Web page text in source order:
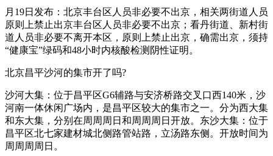
月19日发布：北京丰台区人员非必要不出京，相关两街道人员
原则上禁止出京丰台区人员非必要不出京；看丹街道、新村街
道人员非必要不离开本区，原则上禁止出京，确需出京，须持
“健康宝”绿码和48小时内核酸检测阴性证明。
北京昌平沙河的集市开了吗?
沙河大集：位于昌平区G6辅路与安济桥路交叉口西140米，沙
河南一体休闲广场内，是昌平区较大的集市之一。分为西大集
和东大集，分别在周周周日和周周周日开放。东沙大集：位于
昌平区北七家建材城北侧路管站路，立汤路东侧。开放时间为
周周周周日。